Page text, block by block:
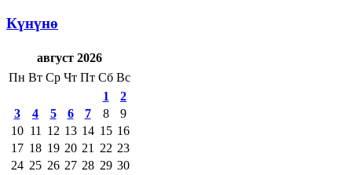
Күнүнө
август 2026
Пн Вт Ср Чт Пт Сб Вс
1
2
3
4 5 6 7 8
9
10 11 12 13 14 15 16
17 18 19 20 21 22 23
24 25 26 27 28 29 30